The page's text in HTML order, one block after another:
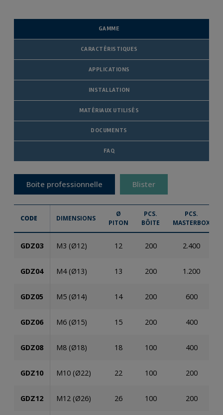
GAMME
CARACTÉRISTIQUES
APPLICATIONS
INSTALLATION
MATÉRIAUX UTILISÉS
DOCUMENTS
FAQ
Boite professionnelle Blister
CODE DIMENSIONS
Ø
PITON
PCS.
BÔITE
PCS.
MASTERBOX
GDZ03 M3 (Ø12) 12 200 2.400
GDZ04 M4 (Ø13) 13 200 1.200
GDZ05 M5 (Ø14) 14 200 600
GDZ06 M6 (Ø15) 15 200 400
GDZ08 M8 (Ø18) 18 100 400
GDZ10 M10 (Ø22) 22 100 200
GDZ12 M12 (Ø26) 26 100 200